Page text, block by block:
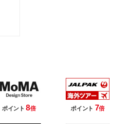
ポイント8倍 ポイント 7倍